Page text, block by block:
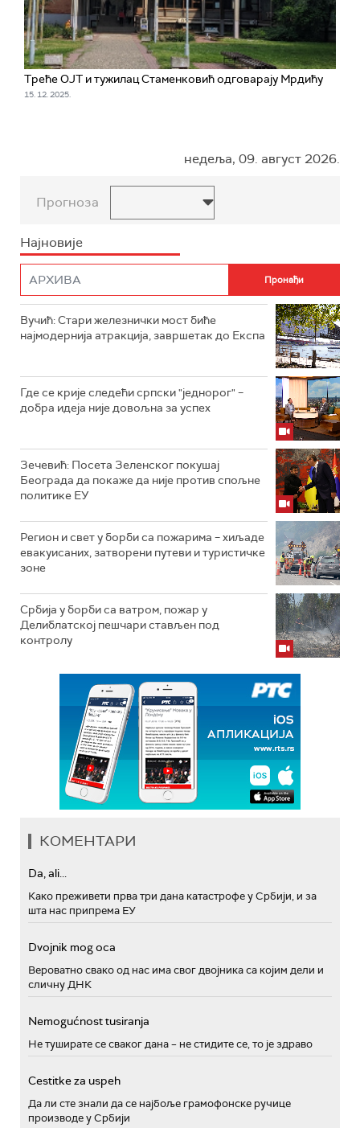
Треће ОЈТ и тужилац Стаменковић одговарају Мрдићу
15. 12. 2025.
недеља, 09. август 2026.
Прогноза
Најновије
Вучић: Стари железнички мост биће
најмодернија атракција, завршетак до Експа
Где се крије следећи српски "једнорог" –
добра идеја није довољна за успех
Зечевић: Посета Зеленског покушај
Београда да покаже да није против спољне
политике ЕУ
Регион и свет у борби са пожарима – хиљаде
евакуисаних, затворени путеви и туристичке
зоне
Србија у борби са ватром, пожар у
Делиблатској пешчари стављен под
контролу
КОМЕНТАРИ
Da, ali...
Како преживети прва три дана катастрофе у Србији, и за
шта нас припрема ЕУ
Dvojnik mog oca
Вероватно свако од нас има свог двојника са којим дели и
сличну ДНК
Nemogućnost tusiranja
Не туширате се сваког дана – не стидите се, то је здраво
Cestitke za uspeh
Да ли сте знали да се најбоље грамофонске ручице
производе у Србији